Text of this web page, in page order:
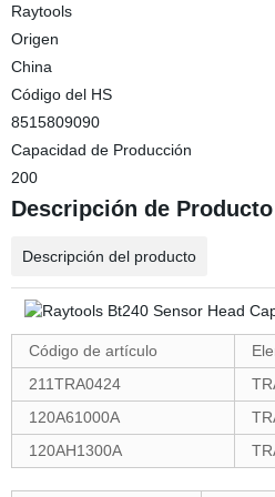
Raytools
Origen
China
Código del HS
8515809090
Capacidad de Producción
200
Descripción de Producto
Descripción del producto
Código de artículo
211TRA0424
120A61000A
120AH1300A